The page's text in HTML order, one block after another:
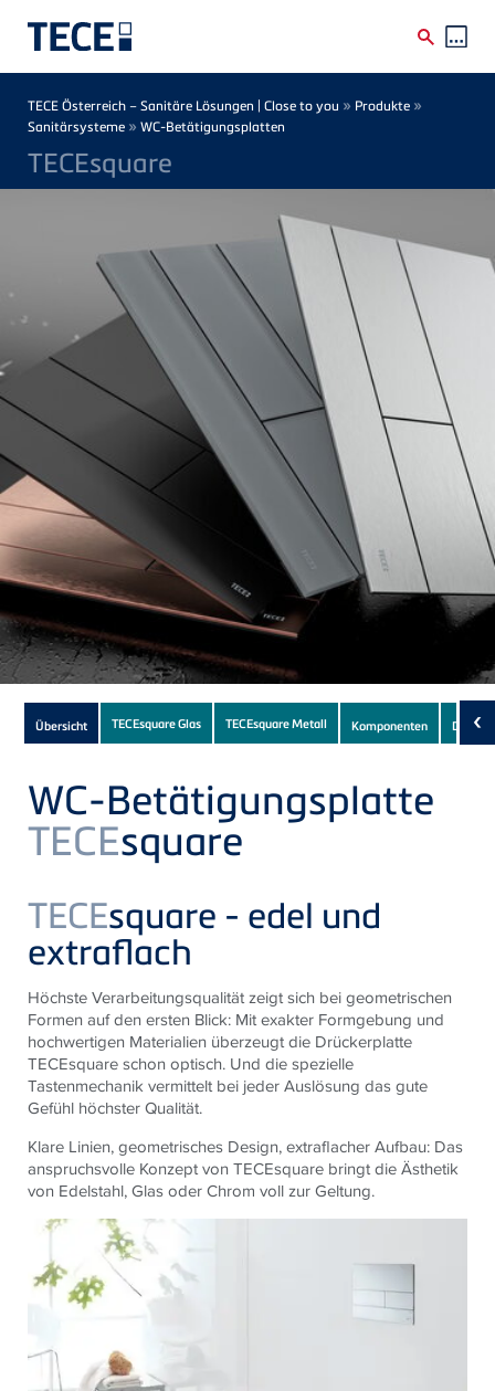
Direkt zum Inhalt
Breadcrumb
TECE Österreich – Sanitäre Lösungen | Close to you » Produkte »
Sanitärsysteme » WC-Betätigungsplatten
TECEsquare
Subnavigation
of
current
Product
Übersicht TECEsquare Glas TECEsquare Metall Komponenten ‹
WC-Betätigungsplatte
TECEsquare
TECEsquare - edel und
extraflach
Höchste Verarbeitungsqualität zeigt sich bei geometrischen
Formen auf den ersten Blick: Mit exakter Formgebung und
hochwertigen Materialien überzeugt die Drückerplatte
TECEsquare schon optisch. Und die spezielle
Tastenmechanik vermittelt bei jeder Auslösung das gute
Gefühl höchster Qualität.
Klare Linien, geometrisches Design, extraflacher Aufbau: Das
anspruchsvolle Konzept von TECEsquare bringt die Ästhetik
von Edelstahl, Glas oder Chrom voll zur Geltung.